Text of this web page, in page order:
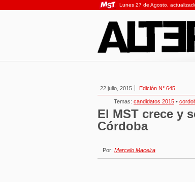
Lunes 27 de Agosto,
22 julio, 2015 Edición N° 645
Temas: candidatos 2015 •
El MST crece y
Córdoba
Por: Marcelo Maceira